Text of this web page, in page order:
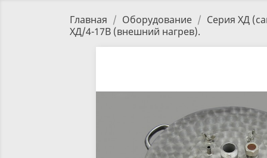
Главная Оборудование
Серия ХД
ХД/4-17В (внешний нагрев).